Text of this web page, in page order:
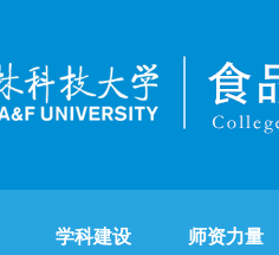
学科建设 师资力量